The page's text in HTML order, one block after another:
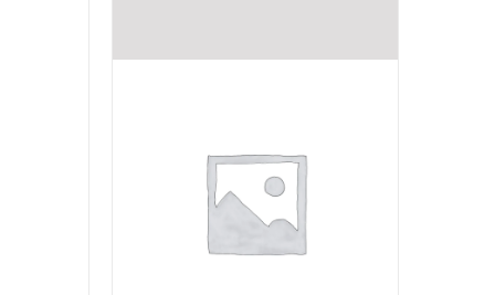
können
auf
der
Produktseite